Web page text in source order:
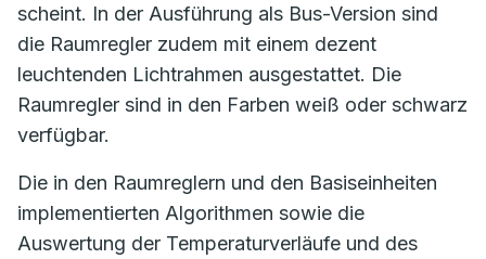
scheint. In der Ausführung als Bus-Version sind
die Raumregler zudem mit einem dezent
leuchtenden Lichtrahmen ausgestattet. Die
Raumregler sind in den Farben weiß oder schwarz
verfügbar.
Die in den Raumreglern und den Basiseinheiten
implementierten Algorithmen sowie die
Auswertung der Temperaturverläufe und des